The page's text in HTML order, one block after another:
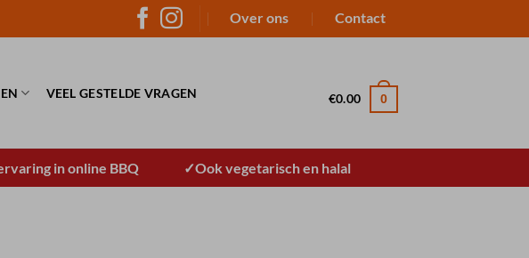
Over ons Contact
VEEL GESTELDE VRAGEN €0.00 0
in online BBQ Ook vegetarisch en halal